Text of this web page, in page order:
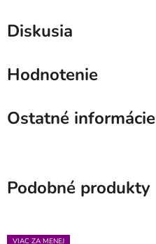
Diskusia
Hodnotenie
Ostatné informácie
Podobné produkty
VIAC ZA MENEJ